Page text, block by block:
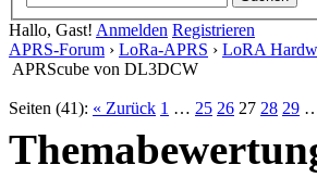
Hallo, Gast! Anmelden Registrieren
APRS-Forum › LoRa-APRS › LoRA
APRScube von DL3DCW
Seiten (41): « Zurück 1 … 25 26 27 28 29